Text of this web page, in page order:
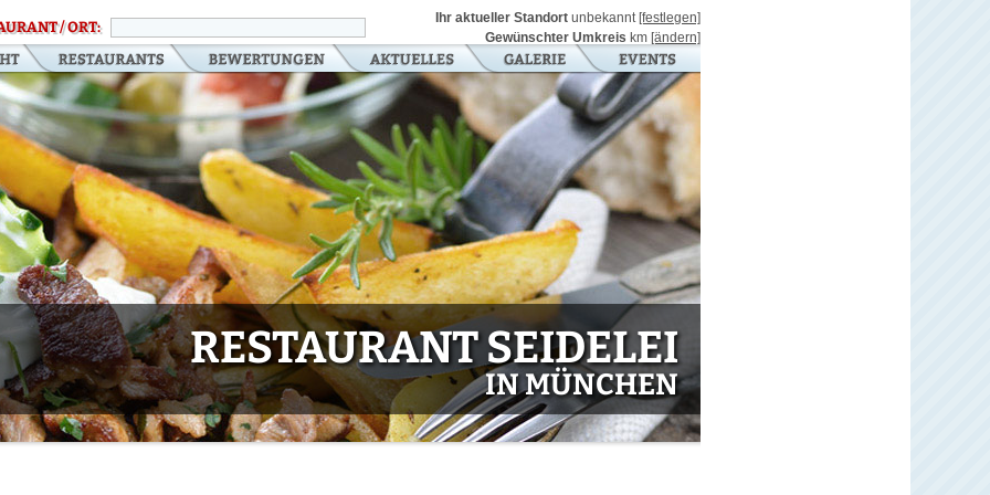
/ ORT:
Ihr aktueller Standort unbekannt [festlegen]
Gewünschter Umkreis km [ändern]
RESTAURANT SEIDELEI
IN MÜNCHEN